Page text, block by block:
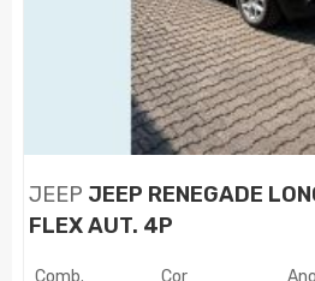
JEEP JEEP RENEGADE
FLEX AUT. 4P
Comb. Cor Ano